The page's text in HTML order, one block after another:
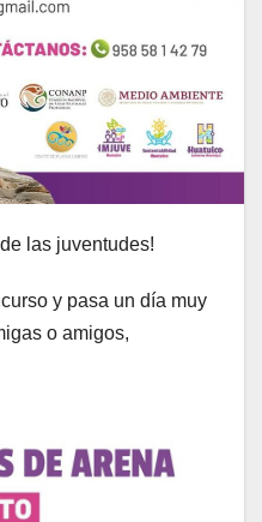
las juventudes!
y pasa un día muy
o amigos,